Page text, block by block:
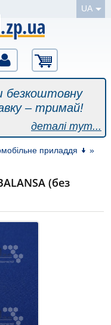
UA
безкоштовну
– тримай!
деталі тут...
приладдя
»
(без